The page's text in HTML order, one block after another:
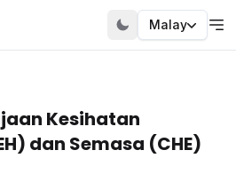
Malay
Kesihatan
dan Semasa (CHE)